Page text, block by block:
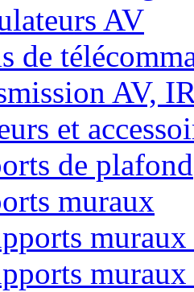
AV
de
AV,
et
de plafond
muraux